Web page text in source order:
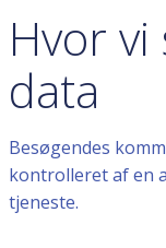
Hvor
data
Besøgendes
kontrolleret af en
tjeneste.